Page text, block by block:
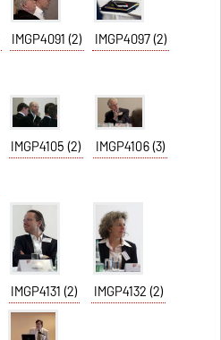
IMGP4091 (2) IMGP4097 (2)
IMGP4105 (2) IMGP4106 (3)
IMGP4131 (2) IMGP4132 (2)